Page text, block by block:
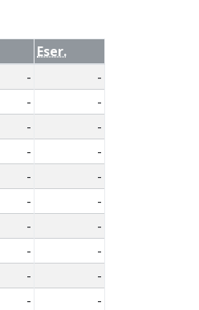
Eser.
-
-
-
-
-
-
-
-
-
-
-
-
-
-
-
-
-
-
-
-